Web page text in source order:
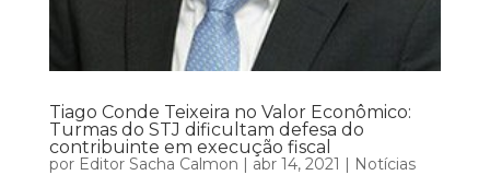
Tiago Conde Teixeira no Valor Econômico:
Turmas do STJ dificultam defesa do
contribuinte em execução fiscal
por Editor Sacha Calmon | abr 14, 2021 | Notícias